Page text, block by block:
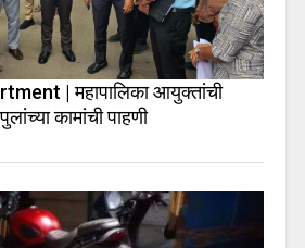
| महापालिका आयुक्तांची
कामांची पाहणी